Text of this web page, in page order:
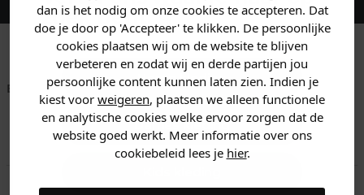
dan is het nodig om onze cookies te accepteren. Dat
doe je door op 'Accepteer' te klikken. De persoonlijke
cookies plaatsen wij om de website te blijven
verbeteren en zodat wij en derde partijen jou
persoonlijke content kunnen laten zien. Indien je
kiest voor weigeren, plaatsen we alleen functionele
en analytische cookies welke ervoor zorgen dat de
website goed werkt. Meer informatie over ons
cookiebeleid lees je hier.
Betaal achteraf met
Klarna
Voor 23:59 besteld
is morgen in huis!*
Klanten beoordelen
ons met een 9,6!
Klantenservice
Retourneren
zoek bent. 👇
Heren kleding
Dames kleding